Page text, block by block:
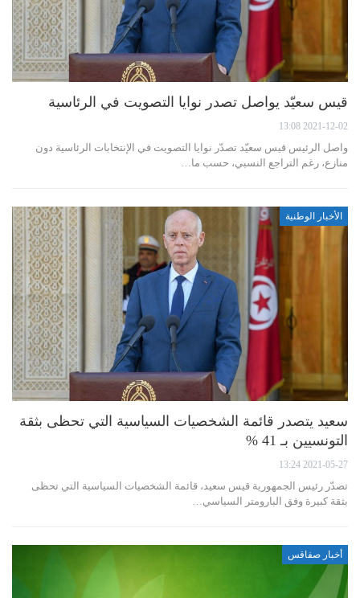
قيس سعيّد يواصل تصدر نوايا التصويت في الرئاسية
2021-12-02 13:08
واصل الرئيس قيس سعيّد تصدّر نوايا التصويت في الإنتخابات الرئاسية دون
منازع، رغم التراجع النسبي، حسب ما…
الأخبار الوطنية
سعيد يتصدر قائمة الشخصيات السياسية التي تحظى بثقة
التونسيين بـ 41 %
2021-05-27 13:24
تصدّر رئيس الجمهورية قيس سعيد، قائمة الشخصيات السياسية التي تحظى
بثقة كبيرة وفق البارومتر السياسي…
أخبار صفاقس